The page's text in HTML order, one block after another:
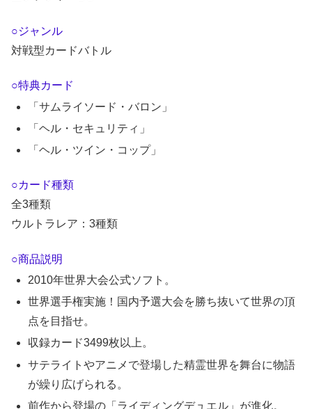
○ジャンル
対戦型カードバトル
○特典カード
「サムライソード・バロン」
「ヘル・セキュリティ」
「ヘル・ツイン・コップ」
○カード種類
全3種類
ウルトラレア：3種類
○商品説明
2010年世界大会公式ソフト。
世界選手権実施！国内予選大会を勝ち抜いて世界の頂
点を目指せ。
収録カード3499枚以上。
サテライトやアニメで登場した精霊世界を舞台に物語
が繰り広げられる。
前作から登場の「ライディングデュエル」が進化。